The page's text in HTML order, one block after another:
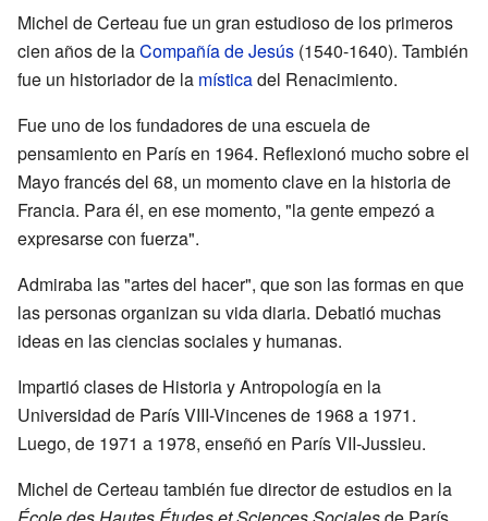
Michel de Certeau fue un gran estudioso de los primeros
cien años de laCompañía de Jesús (1540-1640). También
fue un historiador de la místicadel Renacimiento.
Fue uno de los fundadores de una escuela de
pensamiento en París en 1964. Reflexionó mucho sobre el
Mayo francés del 68, un momento clave en la historia de
Francia. Para él, en ese momento, "la gente empezó a
expresarse con fuerza".
Admiraba las "artes del hacer", que son las formas en que
las personas organizan su vida diaria. Debatió muchas
ideas en las ciencias sociales y humanas.
Impartió clases de Historia y Antropología en la
Universidad de París VIII-Vincenes de 1968 a 1971.
Luego, de 1971 a 1978, enseñó en París VII-Jussieu.
Michel de Certeau también fue director de estudios en la